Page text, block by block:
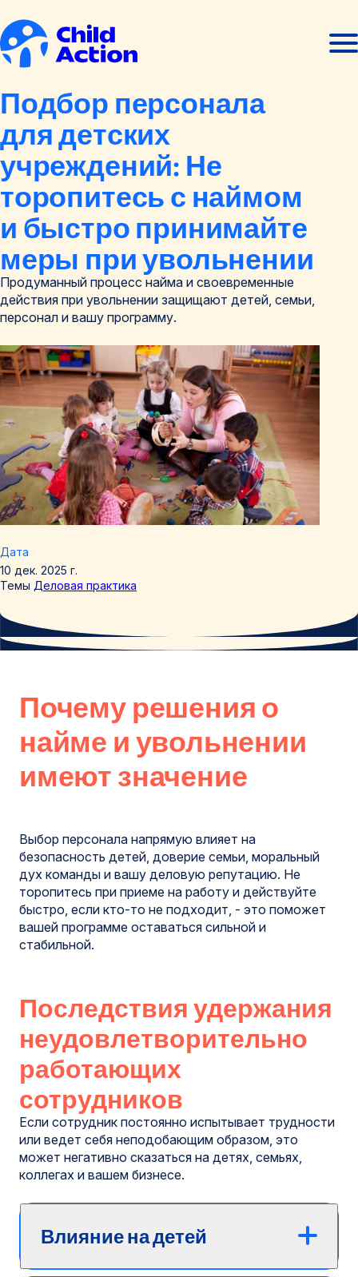
Подбор персонала
для детских
учреждений: Не
торопитесь с наймом
и быстро принимайте
меры при увольнении
Продуманный процесс найма и своевременные
действия при увольнении защищают детей, семьи,
персонал и вашу программу.
Дата
10 дек. 2025 г.
Темы Деловая практика
Почему решения о
найме и увольнении
имеют значение
Выбор персонала напрямую влияет на
безопасность детей, доверие семьи, моральный
дух команды и вашу деловую репутацию. Не
торопитесь при приеме на работу и действуйте
быстро, если кто-то не подходит, - это поможет
вашей программе оставаться сильной и
стабильной.
Последствия удержания
неудовлетворительно
работающих
сотрудников
Если сотрудник постоянно испытывает трудности
или ведет себя неподобающим образом, это
может негативно сказаться на детях, семьях,
коллегах и вашем бизнесе.
Влияние на детей